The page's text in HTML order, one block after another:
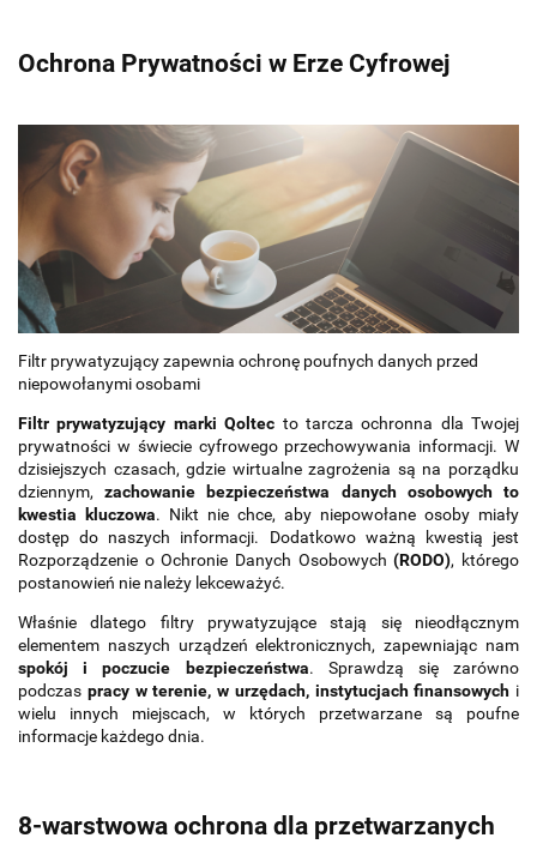
Ochrona Prywatności w Erze Cyfrowej
Filtr prywatyzujący zapewnia ochronę poufnych danych przed
niepowołanymi osobami
Filtr prywatyzujący marki Qoltec to tarcza ochronna dla Twojej
prywatności w świecie cyfrowego przechowywania informacji. W
dzisiejszych czasach, gdzie wirtualne zagrożenia są na porządku
dziennym,zachowanie bezpieczeństwa danych osobowych to
kwestia kluczowa. Nikt nie chce, aby niepowołane osoby miały
dostęp do naszych informacji. Dodatkowo ważną kwestią jest
Rozporządzenie o Ochronie Danych Osobowych(RODO), którego
postanowień nie należy lekceważyć.
Właśnie dlatego filtry prywatyzujące stają się nieodłącznym
elementem naszych urządzeń elektronicznych, zapewniając nam
spokój i poczucie bezpieczeństwa. Sprawdzą się zarówno
podczas pracy w terenie, w urzędach, instytucjach finansowych i
wielu innych miejscach, w których przetwarzane są poufne
informacje każdego dnia.
8-warstwowa ochrona dla przetwarzanych